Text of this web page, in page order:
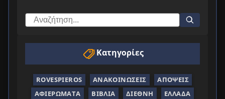
Κατηγορίες
ROVESPIEROS ΑΝΑΚΟΙΝΏΣΕΙΣ
ΑΠΌΨΕΙΣ
ΑΦΙΕΡΏΜΑΤΑ
ΒΙΒΛΊΑ ΔΙΕΘΝΉ
ΕΛΛΆΔΑ